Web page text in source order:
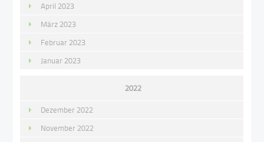
April 2023
März 2023
Februar 2023
Januar 2023
2022
Dezember 2022
November 2022